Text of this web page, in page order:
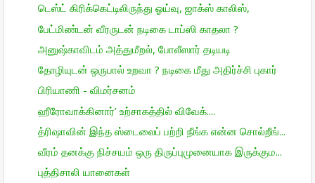
டெஸ்ட் கிரிக்கெட்டிலிருந்து ஓய்வு, ஜாக்ஸ் காலிஸ்,
பேட்மிண்டன் வீரருடன் நடிகை டாப்ஸி காதலா ?
அனுஷ்காவிடம் அத்துமீறல், போலீஸார் தடியடி
தோழியுடன் ஒருபால் உறவா ? நடிகை மீது அதிர்ச்சி புகார்
பிரியாணி - விமர்சனம்
ஹீரோவாக்கினார்’ உற்சாகத்தில் விவேக்....
த்ரிஷாவின் இந்த ஸ்டைலைப் பற்றி நீங்க என்ன சொல்றீங்...
வீரம் தனக்கு நிச்சயம் ஒரு திருப்புமுனையாக இருக்கும...
புத்திசாலி யானைகள்